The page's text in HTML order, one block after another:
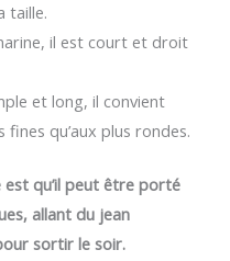
taille.
il est court et droit
et long, il convient
qu’aux plus rondes.
est qu’il peut être porté
allant du jean
sortir le soir.